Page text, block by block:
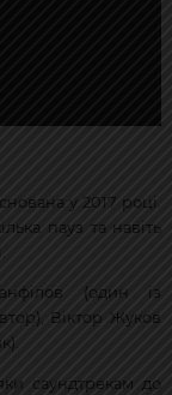
у 2017 році.
пауз та навіть
(один із
Віктор Жуков
саундтрекам до